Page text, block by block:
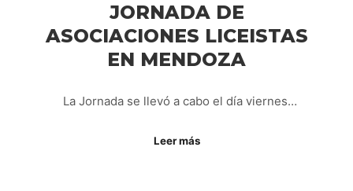
JORNADA DE
ASOCIACIONES LICEISTAS
EN MENDOZA
La Jornada se llevó a cabo el día viernes…
Leer más